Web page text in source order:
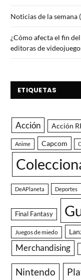
Noticias de la
¿Cómo afecta el fin
editoras de
ETIQUETAS
Acción Acción
Anime Capcom
DeAPlaneta Deportes
Final Fantasy
Juegos de miedo
Merchandising
Nintendo